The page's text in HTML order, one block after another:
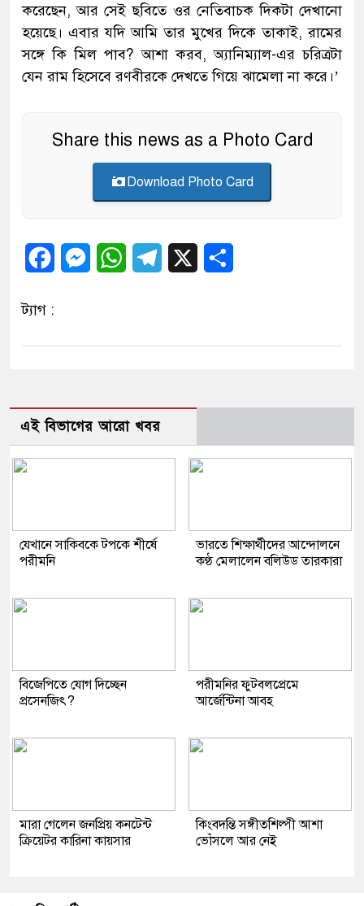
করেছেন, আর সেই ছবিতে ওর নেতিবাচক দিকটা দেখানো
হয়েছে। এবার যদি আমি তার মুখের দিকে তাকাই, রামের
সঙ্গে কি মিল পাব? আশা করব, অ্যানিম্যাল-এর চরিত্রটা
যেন রাম হিসেবে রণবীরকে দেখতে গিয়ে ঝামেলা না করে।’
Share this news as a Photo Card
Download Photo Card
FacebookMessengerWhatsAppTelegram
ট্যাগ :
এই বিভাগের আরো খবর
যেখানে সাকিবকে টপকে শীর্ষে
পরীমনি
ভারতে শিক্ষার্থীদের আন্দোলনে
কণ্ঠ মেলালেন বলিউড তারকারা
বিজেপিতে যোগ দিচ্ছেন
প্রসেনজিৎ?
পরীমনির ফুটবলপ্রেমে
আর্জেন্টিনা আবহ
মারা গেলেন জনপ্রিয় কনটেন্ট
ক্রিয়েটর কারিনা কায়সার
কিংবদন্তি সঙ্গীতশিল্পী আশা
ভোঁসলে আর নেই